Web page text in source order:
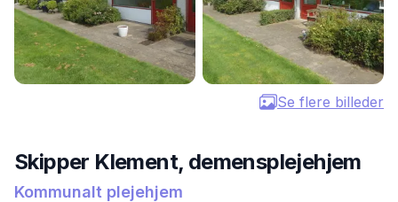
Se flere billeder
Skipper Klement, demensplejehjem
Kommunalt plejehjem